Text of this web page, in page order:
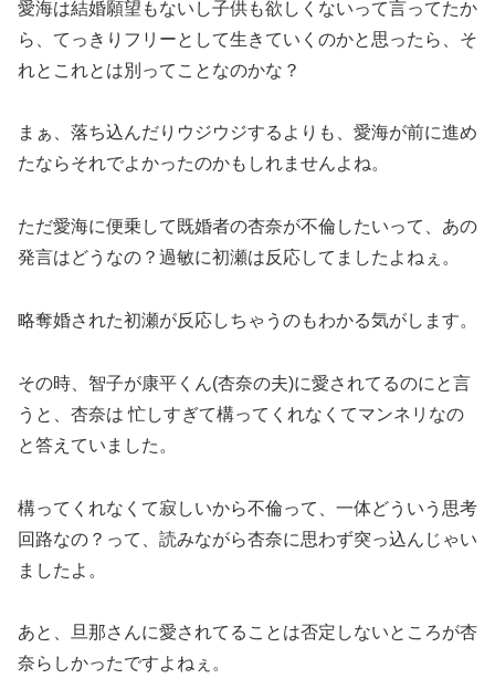
愛海は結婚願望もないし子供も欲しくないって言ってたか
ら、てっきりフリーとして生きていくのかと思ったら、そ
れとこれとは別ってことなのかな？
まぁ、落ち込んだりウジウジするよりも、愛海が前に進め
たならそれでよかったのかもしれませんよね。
ただ愛海に便乗して既婚者の杏奈が不倫したいって、あの
発言はどうなの？過敏に初瀬は反応してましたよねぇ。
略奪婚された初瀬が反応しちゃうのもわかる気がします。
その時、智子が康平くん(杏奈の夫)に愛されてるのにと言
うと、杏奈は 忙しすぎて構ってくれなくてマンネリなの
と答えていました。
構ってくれなくて寂しいから不倫って、一体どういう思考
回路なの？って、読みながら杏奈に思わず突っ込んじゃい
ましたよ。
あと、旦那さんに愛されてることは否定しないところが杏
奈らしかったですよねぇ。